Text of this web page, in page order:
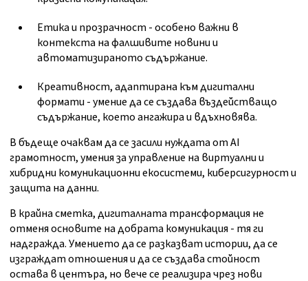
Етика и прозрачност - особено важни в
контекста на фалшивите новини и
автоматизираното съдържание.
Креативност, адаптирана към дигитални
формати - умение да се създава въздействащо
съдържание, което ангажира и вдъхновява.
В бъдеще очаквам да се засили нуждата от AI
грамотност, умения за управление на виртуални и
хибридни комуникационни екосистеми, киберсигурност и
защита на данни.
В крайна сметка, дигиталната трансформация не
отменя основите на добрата комуникация - тя ги
надгражда. Умението да се разказват истории, да се
изграждат отношения и да се създава стойност
остава в центъра, но вече се реализира чрез нови